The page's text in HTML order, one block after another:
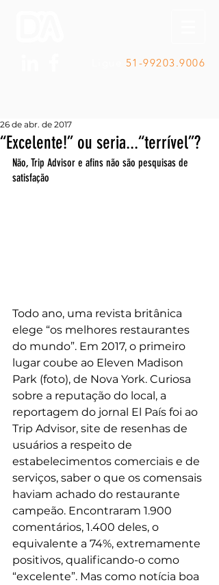
51-99203.9006
“Excelente!” ou seria...“terrível”?
26 de abr. de 2017
Não, Trip Advisor e afins não são pesquisas de
satisfação
Todo ano, uma revista britânica
elege “os melhores restaurantes
do mundo”. Em 2017, o primeiro
lugar coube ao Eleven Madison
Park (foto), de Nova York. Curiosa
sobre a reputação do local, a
reportagem do jornal El País foi ao
Trip Advisor, site de resenhas de
usuários a respeito de
estabelecimentos comerciais e de
serviços, saber o que os comensais
haviam achado do restaurante
campeão. Encontraram 1.900
comentários, 1.400 deles, o
equivalente a 74%, extremamente
positivos, qualificando-o como
“excelente”. Mas como notícia boa